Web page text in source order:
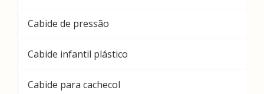
Cabide de pressão
Cabide infantil plástico
Cabide para cachecol